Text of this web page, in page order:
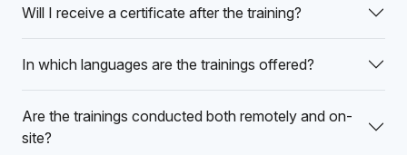
Will I receive a certificate after the training?
In which languages are the trainings offered?
Are the trainings conducted both remotely and on-
site?